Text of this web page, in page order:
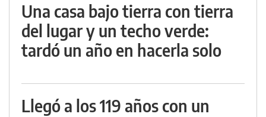
Una casa bajo tierra con tierra
del lugar y un techo verde:
tardó un año en hacerla solo
Llegó a los 119 años con un